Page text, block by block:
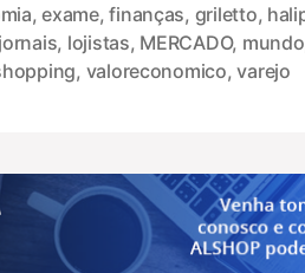
,exame,finanças, griletto,
jornais, lojistas, MERCADO, mundo
, valoreconomico,varejo